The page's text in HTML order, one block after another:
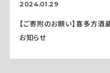
2024.01.29
【ご寄附のお願い】喜多方酒
お知らせ